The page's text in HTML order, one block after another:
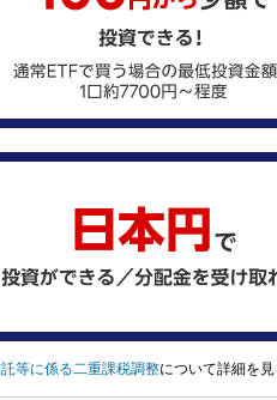
等に係る二重課税調整について詳細を見